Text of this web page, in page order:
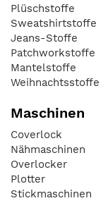
Plüschstoffe
Sweatshirtstoffe
Jeans-Stoffe
Patchworkstoffe
Mantelstoffe
Weihnachtsstoffe
Maschinen
Coverlock
Nähmaschinen
Overlocker
Plotter
Stickmaschinen